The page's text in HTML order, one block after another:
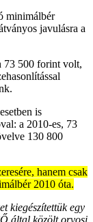
minimálbér
javulásra a
73 500 forint volt,
is
a 2010-es, 73
130 800
hanem csak
2010 óta.
kiegészítettük egy